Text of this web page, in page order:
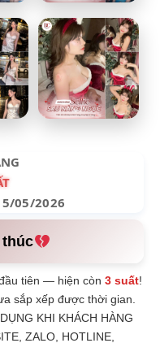
05/2026
thúc
tiên — hiện còn3 suất!
sắp xếp được thời gian.
KHI KHÁCH HÀNG
ZALO, HOTLINE,